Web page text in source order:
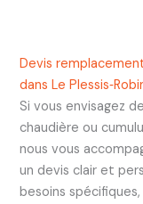
Devis
dans Le
Si vous envisagez
chaudière ou
nous vous
un devis clair et
besoins